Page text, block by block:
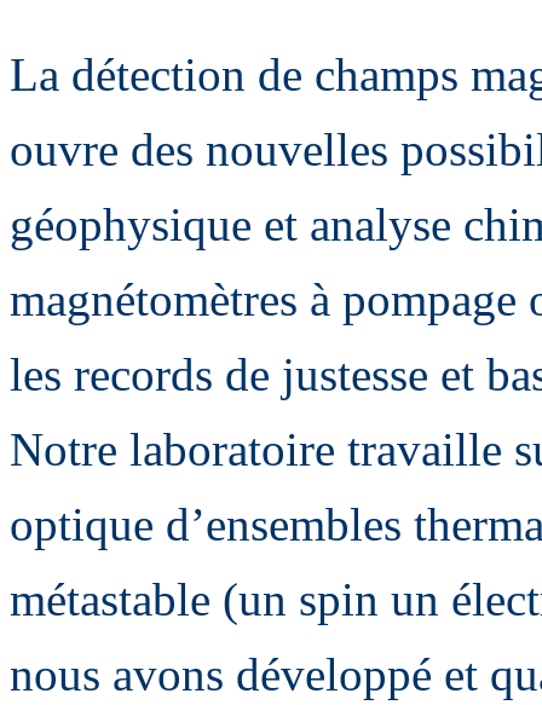
La détection de champs
ouvre des nouvelles
géophysique et analyse
magnétomètres à
les records de justesse et
Notre laboratoire travaille
optique d’ensembles
métastable (un spin un
nous avons développé et